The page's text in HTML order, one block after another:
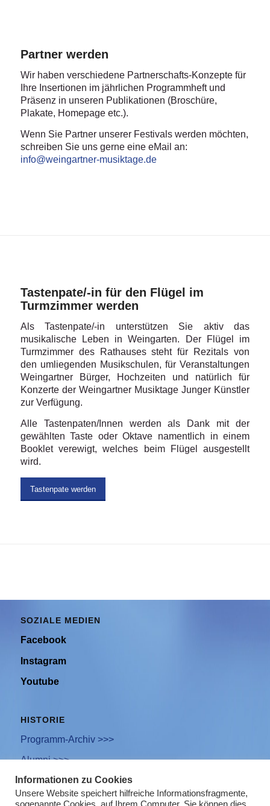
Partner werden
Wir haben verschiedene Partnerschafts-Konzepte für
Ihre Insertionen im jährlichen Programmheft und
Präsenz in unseren Publikationen (Broschüre,
Plakate, Homepage etc.).
Wenn Sie Partner unserer Festivals werden möchten,
schreiben Sie uns gerne eine eMail an:
info@weingartner-musiktage.de
Tastenpate/-in für den Flügel im
Turmzimmer werden
Als Tastenpate/-in unterstützen Sie aktiv das
musikalische Leben in Weingarten. Der Flügel im
Turmzimmer des Rathauses steht für Rezitals von
den umliegenden Musikschulen, für Veranstaltungen
Weingartner Bürger, Hochzeiten und natürlich für
Konzerte der Weingartner Musiktage Junger Künstler
zur Verfügung.
Alle Tastenpaten/Innen werden als Dank mit der
gewählten Taste oder Oktave namentlich in einem
Booklet verewigt, welches beim Flügel ausgestellt
wird.
Tastenpate werden
SOZIALE MEDIEN
Facebook
Instagram
Youtube
HISTORIE
Programm-Archiv >>>
Alumni >>>
Informationen zu Cookies
Unsere Website speichert hilfreiche Informationsfragmente,